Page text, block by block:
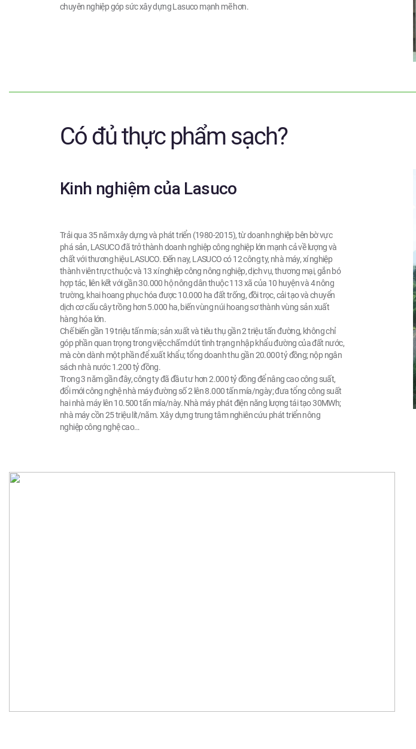
chuyên nghiệp góp sức xây dựng Lasuco mạnh mẽ hơn.
Có đủ thực phẩm sạch?
Kinh nghiệm của Lasuco
Trải qua 35 năm xây dựng và phát triển (1980-2015), từ doanh nghiệp bên bờ vực
phá sản, LASUCO đã trở thành doanh nghiệp công nghiệp lớn mạnh cả về lượng và
chất với thương hiệu LASUCO. Đến nay, LASUCO có 12 công ty, nhà máy, xí nghiệp
thành viên trực thuộc và 13 xí nghiệp công nông nghiệp, dịch vụ, thương mại, gắn bó
hợp tác, liên kết với gần 30.000 hộ nông dân thuộc 113 xã của 10 huyện và 4 nông
trường, khai hoang phục hóa được 10.000 ha đất trống, đồi trọc, cải tạo và chuyển
dịch cơ cấu cây trồng hơn 5.000 ha, biến vùng núi hoang sơ thành vùng sản xuất
hàng hóa lớn.
Chế biến gần 19 triệu tấn mía; sản xuất và tiêu thụ gần 2 triệu tấn đường, không chỉ
góp phần quan trọng trong việc chấm dứt tình trạng nhập khẩu đường của đất nước,
mà còn dành một phần để xuất khẩu; tổng doanh thu gần 20.000 tỷ đồng; nộp ngân
sách nhà nước 1.200 tỷ đồng.
Trong 3 năm gần đây, công ty đã đầu tư hơn 2.000 tỷ đồng để nâng cao công suất,
đổi mới công nghệ nhà máy đường số 2 lên 8.000 tấn mía/ngày; đưa tổng công suất
hai nhà máy lên 10.500 tấn mía/này. Nhà máy phát điện năng lượng tái tạo 30MWh;
nhà máy cồn 25 triệu lít/năm. Xây dựng trung tâm nghiên cứu phát triển nông
nghiệp công nghệ cao…